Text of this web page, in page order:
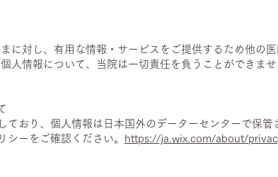
に対し、有用な情報・サービスをご提供するため他の
人情報について、当院は一切責任を負うことができま
ており、個人情報は日本国外のデーターセンターで保管
シーをご確認ください。
https://ja.wix.com/about/